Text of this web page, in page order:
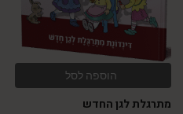
הוספה לסל
מתרגלת לגן החדש